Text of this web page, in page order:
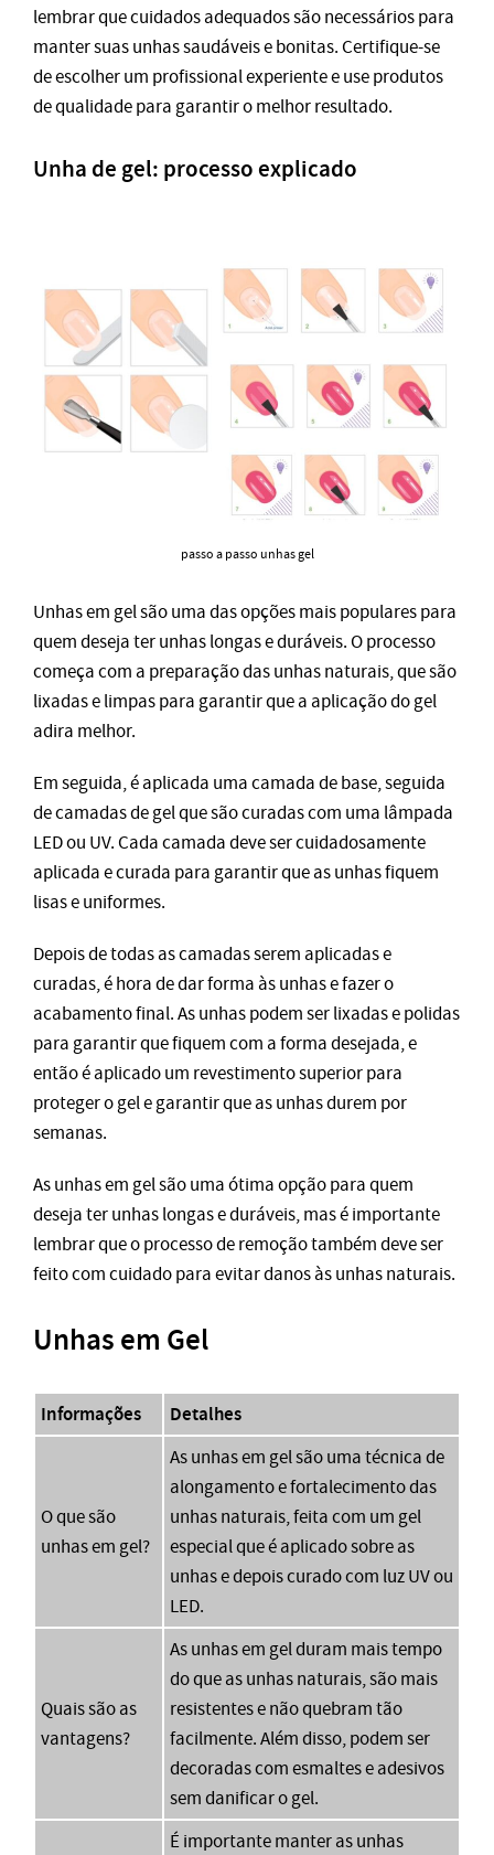
lembrar que cuidados adequados são necessários para
manter suas unhas saudáveis e bonitas. Certifique-se
de escolher um profissional experiente e use produtos
de qualidade para garantir o melhor resultado.
Unha de gel: processo explicado
passo a passo unhas gel
Unhas em gel são uma das opções mais populares para
quem deseja ter unhas longas e duráveis. O processo
começa com a preparação das unhas naturais, que são
lixadas e limpas para garantir que a aplicação do gel
adira melhor.
Em seguida, é aplicada uma camada de base, seguida
de camadas de gel que são curadas com uma lâmpada
LED ou UV. Cada camada deve ser cuidadosamente
aplicada e curada para garantir que as unhas fiquem
lisas e uniformes.
Depois de todas as camadas serem aplicadas e
curadas, é hora de dar forma às unhas e fazer o
acabamento final. As unhas podem ser lixadas e polidas
para garantir que fiquem com a forma desejada, e
então é aplicado um revestimento superior para
proteger o gel e garantir que as unhas durem por
semanas.
As unhas em gel são uma ótima opção para quem
deseja ter unhas longas e duráveis, mas é importante
lembrar que o processo de remoção também deve ser
feito com cuidado para evitar danos às unhas naturais.
Unhas em Gel
Informações Detalhes
O que são
unhas em gel?
As unhas em gel são uma técnica de
alongamento e fortalecimento das
unhas naturais, feita com um gel
especial que é aplicado sobre as
unhas e depois curado com luz UV ou
LED.
Quais são as
vantagens?
As unhas em gel duram mais tempo
do que as unhas naturais, são mais
resistentes e não quebram tão
facilmente. Além disso, podem ser
decoradas com esmaltes e adesivos
sem danificar o gel.
É importante manter as unhas